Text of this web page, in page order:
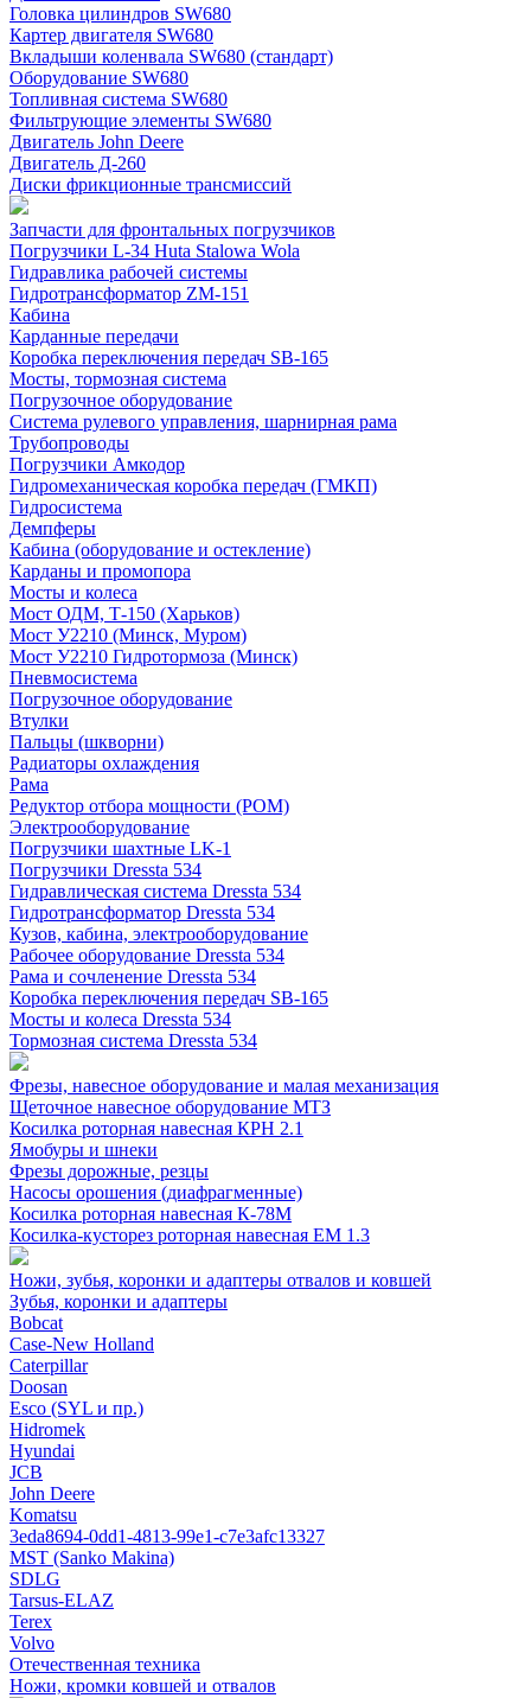
Головка цилиндров SW680
Картер двигателя SW680
Вкладыши коленвала SW680 (стандарт)
Оборудование SW680
Топливная система SW680
Фильтрующие элементы SW680
Двигатель John Deere
Двигатель Д-260
Диски фрикционные трансмиссий
Запчасти для фронтальных погрузчиков
Погрузчики L-34 Huta Stalowa Wola
Гидравлика рабочей системы
Гидротрансформатор ZM-151
Кабина
Карданные передачи
Коробка переключения передач SB-165
Мосты, тормозная система
Погрузочное оборудование
Система рулевого управления, шарнирная рама
Трубопроводы
Погрузчики Амкодор
Гидромеханическая коробка передач (ГМКП)
Гидросистема
Демпферы
Кабина (оборудование и остекление)
Карданы и промопора
Мосты и колеса
Мост ОДМ, Т-150 (Харьков)
Мост У2210 (Минск, Муром)
Мост У2210 Гидротормоза (Минск)
Пневмосистема
Погрузочное оборудование
Втулки
Пальцы (шкворни)
Радиаторы охлаждения
Рама
Редуктор отбора мощности (РОМ)
Электрооборудование
Погрузчики шахтные LK-1
Погрузчики Dressta 534
Гидравлическая система Dressta 534
Гидротрансформатор Dressta 534
Кузов, кабина, электрооборудование
Рабочее оборудование Dressta 534
Рама и сочленение Dressta 534
Коробка переключения передач SB-165
Мосты и колеса Dressta 534
Тормозная система Dressta 534
Фрезы, навесное оборудование и малая механизация
Щеточное навесное оборудование МТЗ
Косилка роторная навесная КРН 2.1
Ямобуры и шнеки
Фрезы дорожные, резцы
Насосы орошения (диафрагменные)
Косилка роторная навесная К-78М
Косилка-кусторез роторная навесная ЕМ 1.3
Ножи, зубья, коронки и адаптеры отвалов и ковшей
Зубья, коронки и адаптеры
Bobcat
Case-New Holland
Caterpillar
Doosan
Esco (SYL и пр.)
Hidromek
Hyundai
JCB
John Deere
Komatsu
3eda8694-0dd1-4813-99e1-c7e3afc13327
MST (Sanko Makina)
SDLG
Tarsus-ELAZ
Terex
Volvo
Отечественная техника
Ножи, кромки ковшей и отвалов